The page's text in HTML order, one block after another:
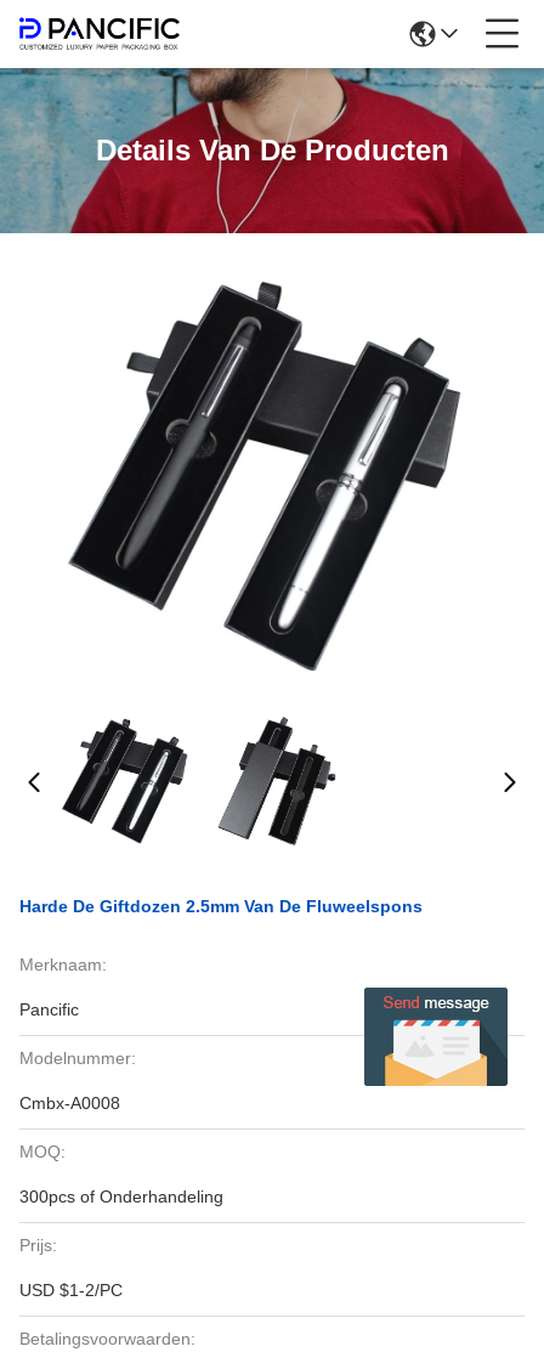
Details Van De Producten
Harde De Giftdozen 2.5mm Van De Fluweelspons
Merknaam:
Pancific
Modelnummer:
Cmbx-A0008
MOQ:
300pcs of Onderhandeling
Prijs:
USD $1-2/PC
Betalingsvoorwaarden: